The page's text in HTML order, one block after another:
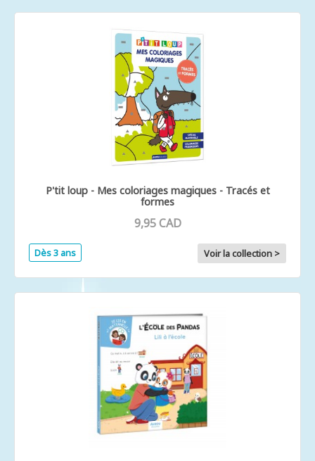
P'tit loup - Mes coloriages magiques - Tracés et
formes
9,95 CAD
Dès 3 ans Voir la collection >